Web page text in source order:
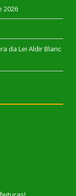
2026
da Lei Aldir Blanc